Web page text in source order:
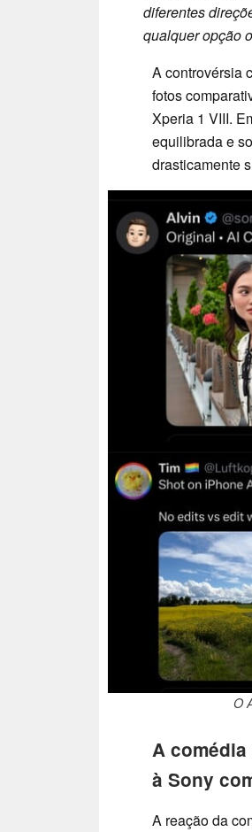
diferentes
qualquer opção
A controvérsia
fotos
Xperia 1 VIII.
equilibrada e
drasticamente
O
A
à Sony
A reação da